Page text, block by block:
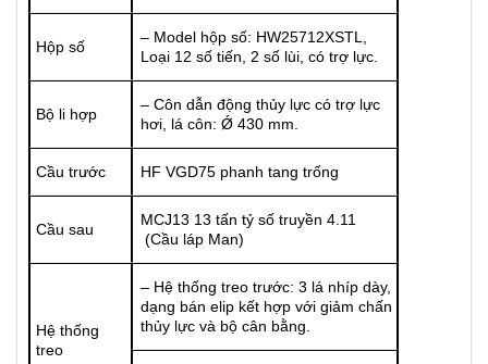
Hộp số
– Model hộp số: HW25712XSTL,
Loại 12 số tiến, 2 số lùi, có trợ lực.
Bộ li hợp
– Côn dẫn động thủy lực có trợ lực
hơi, lá côn: Ǿ 430 mm.
Cầu trước HF VGD75 phanh tang trống
Cầu sau
MCJ13 13 tấn tỷ số truyền 4.11
(Cầu láp Man)
Hệ thống
treo
– Hệ thống treo trước: 3 lá nhíp dày,
dạng bán elip kết hợp với giảm chấn
thủy lực và bộ cân bằng.